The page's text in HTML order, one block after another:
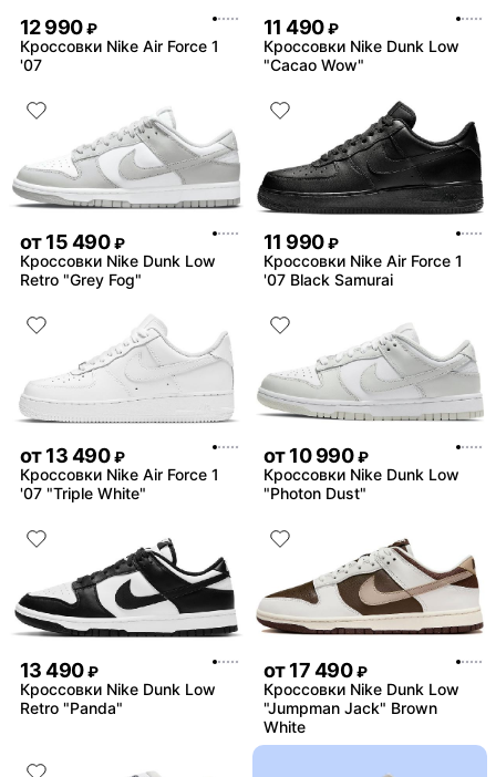
12 990 ₽
Кроссовки Nike Air Force 1
'07
11 490 ₽
Кроссовки Nike Dunk Low
"Cacao Wow"
от15 490 ₽
Кроссовки Nike Dunk Low
Retro "Grey Fog"
11 990 ₽
Кроссовки Nike Air Force 1
'07 Black Samurai
от13 490 ₽
Кроссовки Nike Air Force 1
'07 "Triple White"
от10 990 ₽
Кроссовки Nike Dunk Low
"Photon Dust"
13 490 ₽
Кроссовки Nike Dunk Low
Retro "Panda"
от17 490 ₽
Кроссовки Nike Dunk Low
"Jumpman Jack" Brown
White